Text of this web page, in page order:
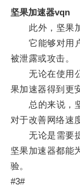
坚果加速器vqn
此外，坚果加
它能够对用户
被泄露或攻击。
无论在使用公
果加速器得到更
总的来说，坚
对于改善网络速
无论是需要提
坚果加速器都能
验。
#3#